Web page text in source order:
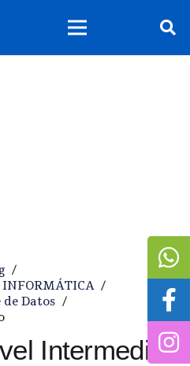
/
INFORMÁTICA /
de Datos /
Intermedio